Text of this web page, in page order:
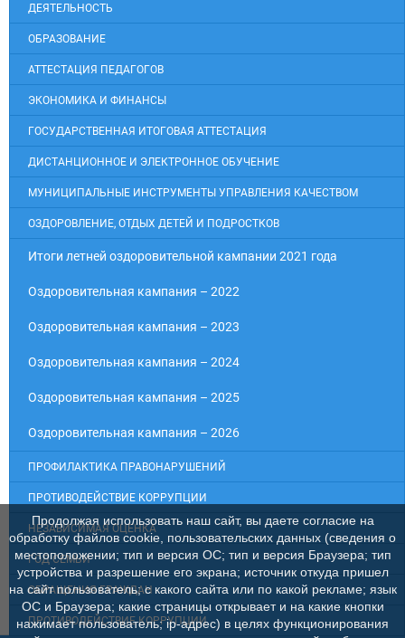
ДЕЯТЕЛЬНОСТЬ
ОБРАЗОВАНИЕ
АТТЕСТАЦИЯ ПЕДАГОГОВ
ЭКОНОМИКА И ФИНАНСЫ
ГОСУДАРСТВЕННАЯ ИТОГОВАЯ АТТЕСТАЦИЯ
ДИСТАНЦИОННОЕ И ЭЛЕКТРОННОЕ ОБУЧЕНИЕ
МУНИЦИПАЛЬНЫЕ ИНСТРУМЕНТЫ УПРАВЛЕНИЯ КАЧЕСТВОМ
ОЗДОРОВЛЕНИЕ, ОТДЫХ ДЕТЕЙ И ПОДРОСТКОВ
Итоги летней оздоровительной кампании 2021 года
Оздоровительная кампания – 2022
Оздоровительная кампания – 2023
Оздоровительная кампания – 2024
Оздоровительная кампания – 2025
Оздоровительная кампания – 2026
ПРОФИЛАКТИКА ПРАВОНАРУШЕНИЙ
ПРОТИВОДЕЙСТВИЕ КОРРУПЦИИ
НЕЗАВИСИМАЯ ОЦЕНКА
ГОД СЕМЬИ
ОБРАЩЕНИЯ ГРАЖДАН
ПРОТИВОДЕЙСТВИЕ КОРРУПЦИИ
Продолжая использовать наш сайт, вы даете согласие на
обработку файлов cookie, пользовательских данных (сведения о
местоположении; тип и версия ОС; тип и версия Браузера; тип
устройства и разрешение его экрана; источник откуда пришел
на сайт пользователь; с какого сайта или по какой рекламе; язык
ОС и Браузера; какие страницы открывает и на какие кнопки
нажимает пользователь; ip-адрес) в целях функционирования